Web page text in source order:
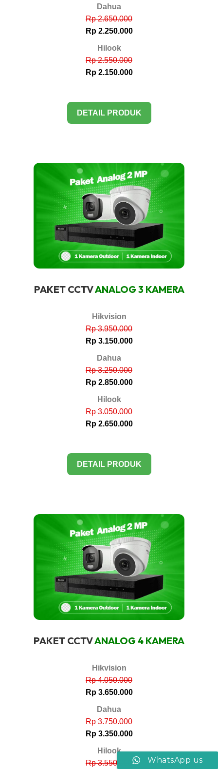
Dahua
Rp 2.650.000
Rp 2.250.000
Hilook
Rp 2.550.000
Rp 2.150.000
DETAIL PRODUK
PAKET CCTVANALOG 3 KAMERA
Hikvision
Rp 3.950.000
Rp 3.150.000
Dahua
Rp 3.250.000
Rp 2.850.000
Hilook
Rp 3.050.000
Rp 2.650.000
DETAIL PRODUK
PAKET CCTVANALOG 4 KAMERA
Hikvision
Rp 4.050.000
Rp 3.650.000
Dahua
Rp 3.750.000
Rp 3.350.000
Hilook
Rp 3.550.000
WhatsApp us